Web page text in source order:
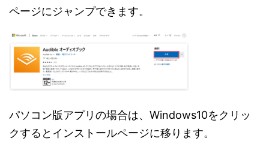
ページにジャンプできます。
パソコン版アプリの場合は、Windows10をクリッ
クするとインストールページに移ります。